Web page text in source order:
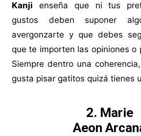
Kanji enseña que ni tus
gustos deben suponer
avergonzarte y que debes
que te importen las opiniones o
Siempre dentro una
gusta pisar gatitos quizá tienes
2. Marie
Aeon